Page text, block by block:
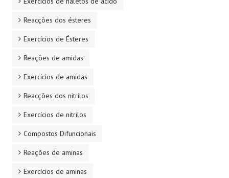
Reacções dos ésteres
Exercícios de Ésteres
Reações de amidas
Exercícios de amidas
Reacções dos nitrilos
Exercícios de nitrilos
Compostos Difuncionais
Reações de aminas
Exercícios de aminas